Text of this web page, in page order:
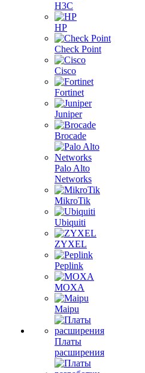
H3C
HP
Check Point
Cisco
Fortinet
Juniper
Brocade
Palo Alto
Networks
MikroTik
Ubiquiti
ZYXEL
Peplink
MOXA
Maipu
Платы
расширения